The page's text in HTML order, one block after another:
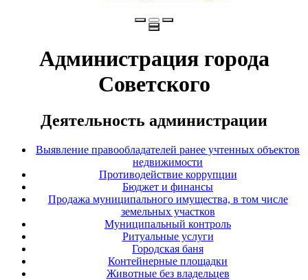
Администрация города
Советского
Деятельность администрации
Выявление правообладателей ранее учтенных объектов
недвижимости
Противодействие коррупции
Бюджет и финансы
Продажа муниципального имущества, в том числе
земельных участков
Муниципальный контроль
Ритуальные услуги
Городская баня
Контейнерные площадки
Животные без владельцев